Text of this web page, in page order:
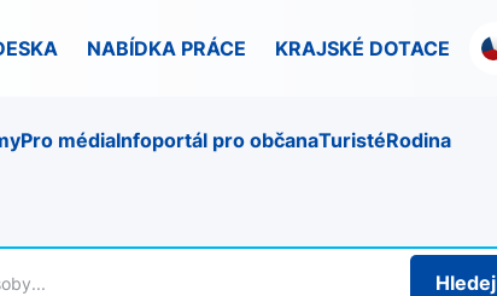
NABÍDKA PRÁCE KRAJSKÉ DOTACE
Pro médiaInfoportál pro občanaTuristéRodina
Hledej